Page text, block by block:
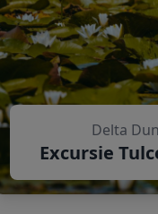
Delta
Excursie